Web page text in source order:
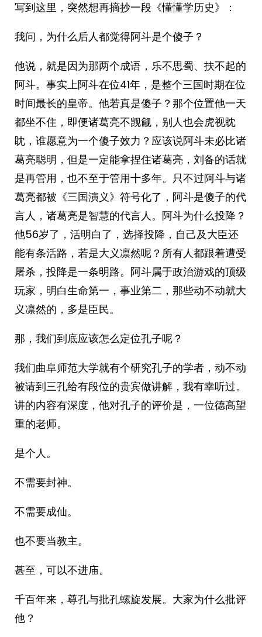
写到这里，突然想再摘抄一段《懂懂学历史》：
我问，为什么后人都觉得阿斗是个傻子？
他说，就是因为那两个成语，乐不思蜀、扶不起的
阿斗。事实上阿斗在位41年，是整个三国时期在位
时间最长的皇帝。他若真是傻子？那个位置他一天
都坐不住，即便诸葛亮不觊觎，别人也会虎视眈
眈，谁愿意为一个傻子效力？应该说阿斗未必比诸
葛亮聪明，但是一定能拿捏住诸葛亮，刘备的话就
是再管用，也不至于管用十多年。只不过阿斗与诸
葛亮都被《三国演义》符号化了，阿斗是傻子的代
言人，诸葛亮是智慧的代言人。阿斗为什么投降？
他56岁了，活明白了，选择投降，自己及大臣还
能有条活路，若是大义凛然呢？所有人都跟着遭受
屠杀，投降是一条明路。阿斗属于政治游戏的顶级
玩家，明白生命第一，事业第二，那些动不动就大
义凛然的，多是臣民。
那，我们到底应该怎么定位孔子呢？
我们曲阜师范大学就有个研究孔子的学者，动不动
被请到三孔给有段位的贵宾做讲解，我有幸听过。
讲的内容有深度，他对孔子的评价是，一位德高望
重的老师。
是个人。
不需要封神。
不需要成仙。
也不要当教主。
甚至，可以不进庙。
千百年来，尊孔与批孔螺旋发展。大家为什么批评
他？